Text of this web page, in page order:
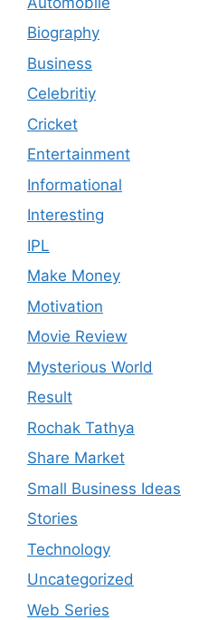
Biography
Business
Celebritiy
Cricket
Entertainment
Informational
Interesting
IPL
Make Money
Motivation
Movie Review
Mysterious World
Result
Rochak Tathya
Share Market
Small Business Ideas
Stories
Technology
Uncategorized
Web Series